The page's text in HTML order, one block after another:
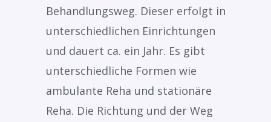
Behandlungsweg. Dieser erfolgt in
unterschiedlichen Einrichtungen
und dauert ca. ein Jahr. Es gibt
unterschiedliche Formen wie
ambulante Reha und stationäre
Reha. Die Richtung und der Weg